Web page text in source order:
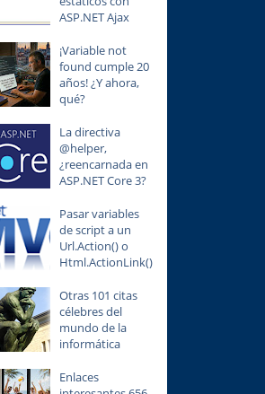
ASP.NET Ajax
¡Variable not
found cumple 20
años! ¿Y ahora,
qué?
La directiva
@helper,
¿reencarnada en
ASP.NET Core 3?
Pasar variables
de script a un
Url.Action() o
Html.ActionLink()
Otras 101 citas
célebres del
mundo de la
informática
Enlaces